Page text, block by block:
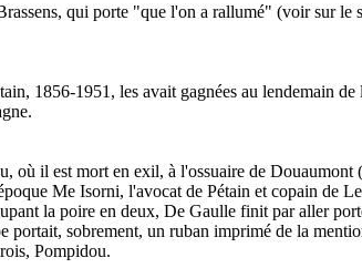
qui porte "que l'on a rallumé" (voir sur le
1856-1951, les avait gagnées au lendemain
où il est mort en exil, à l'ossuaire de
Me Isorni, l'avocat de Pétain et copain de
la poire en deux, De Gaulle finit par aller
portait, sobrement, un ruban imprimé de la
Pompidou.